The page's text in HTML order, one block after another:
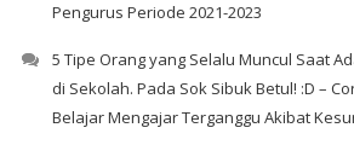
Pengurus Periode 2021-2023
5 Tipe Orang yang Selalu Muncul Saat
di Sekolah. Pada Sok Sibuk Betul! :D –
Belajar Mengajar Terganggu Akibat